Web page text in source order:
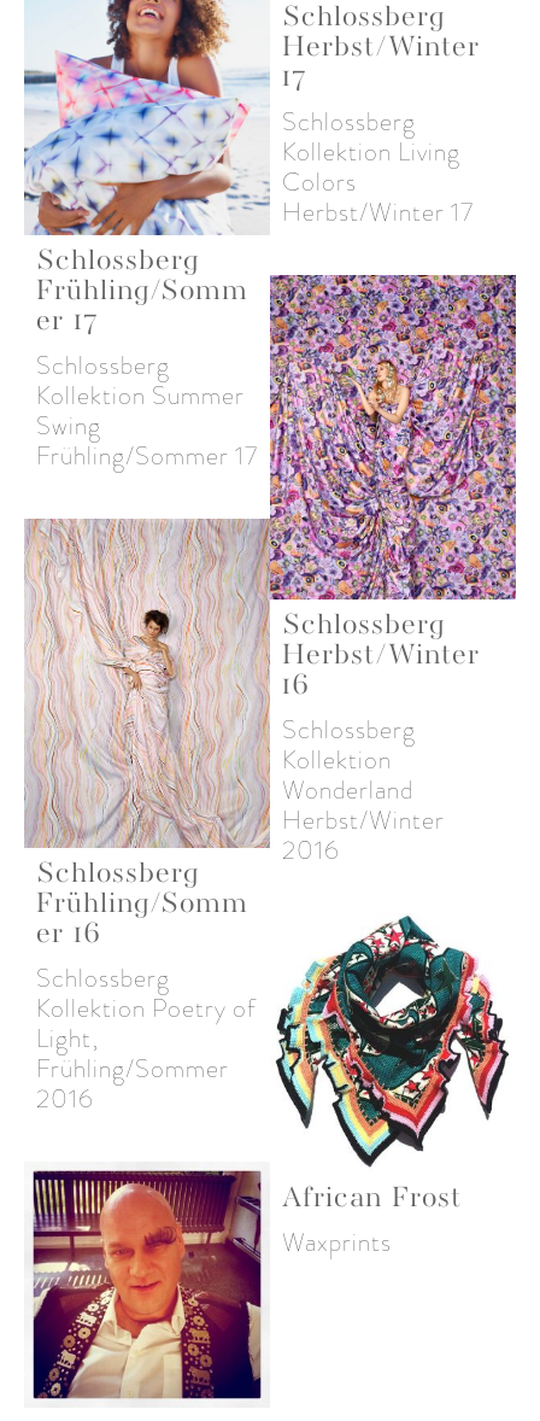
Schlossberg
Herbst/Winter
17
Schlossberg
Kollektion Living
Colors
Herbst/Winter 17
Schlossberg
Frühling/Somm
er 17
Schlossberg
Kollektion Summer
Swing
Frühling/Sommer 17
Schlossberg
Herbst/Winter
16
Schlossberg
Kollektion
Wonderland
Herbst/Winter
2016
Schlossberg
Frühling/Somm
er 16
Schlossberg
Kollektion Poetry of
Light,
Frühling/Sommer
2016
African Frost
Waxprints